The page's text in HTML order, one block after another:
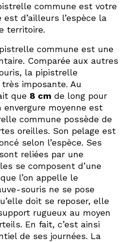
commune est votre
d’ailleurs l’espèce la
territoire.
commune est une
Comparée aux autres
la pipistrelle
imposante. Au
que 8 cm de long pour
envergure moyenne est
commune possède de
oreilles. Son pelage est
selon l’espèce. Ses
reliées par une
se composent d’une
l’on appelle le
souris ne se pose
doit se reposer, elle
rugueux au moyen
En fait, c’est ainsi
de ses journées. La